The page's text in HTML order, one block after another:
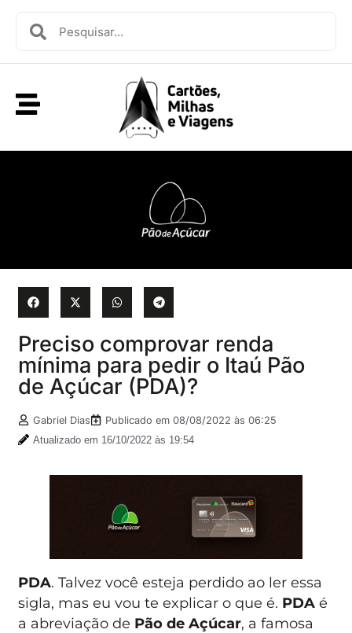
Preciso comprovar renda
mínima para pedir o Itaú Pão
de Açúcar (PDA)?
Gabriel Dias Publicado em08/08/2022 às 06:25
Atualizado em 16/10/2022 às 19:54
PDA. Talvez você esteja perdido ao ler essa
sigla, mas eu vou te explicar o que é. PDAé
a abreviação de Pão de Açúcar, a famosa